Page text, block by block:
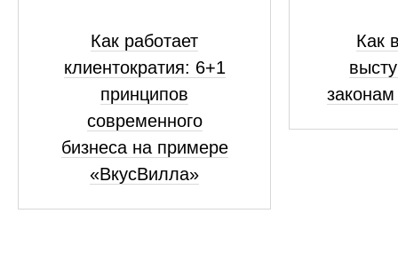
Как работает
клиентократия: 6+1
принципов
современного
бизнеса на примере
«ВкусВилла»
Как